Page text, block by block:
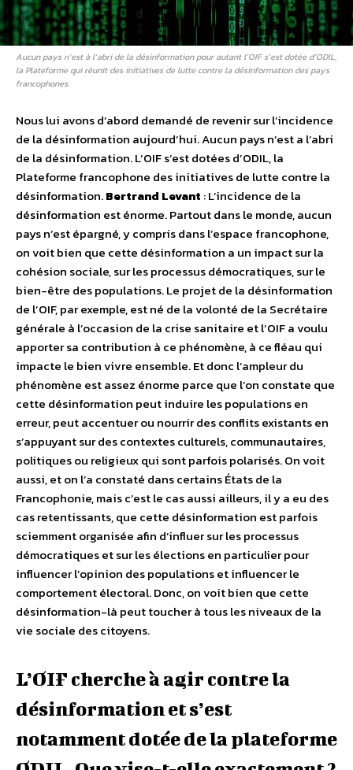
Aucun pays n’est à l’abri de la désinformation pour autant l’OIF s’est dotée d’ODIL,
la Plateforme qui réunit des initiatives de lutte contre la désinformation des pays
francophones.
Nous lui avons d’abord demandé de revenir sur l’incidence
de la désinformation aujourd’hui. Aucun pays n’est a l’abri
de la désinformation. L’OIF s’est dotées d’ODIL, la
Plateforme francophone des initiatives de lutte contre la
désinformation.Bertrand Levant : L’incidence de la
désinformation est énorme. Partout dans le monde, aucun
pays n’est épargné, y compris dans l’espace francophone,
on voit bien que cette désinformation a un impact sur la
cohésion sociale, sur les processus démocratiques, sur le
bien-être des populations. Le projet de la désinformation
de l’OIF, par exemple, est né de la volonté de la Secrétaire
générale à l’occasion de la crise sanitaire et l’OIF a voulu
apporter sa contribution à ce phénomène, à ce fléau qui
impacte le bien vivre ensemble. Et donc l’ampleur du
phénomène est assez énorme parce que l’on constate que
cette désinformation peut induire les populations en
erreur, peut accentuer ou nourrir des conflits existants en
s’appuyant sur des contextes culturels, communautaires,
politiques ou religieux qui sont parfois polarisés. On voit
aussi, et on l’a constaté dans certains États de la
Francophonie, mais c’est le cas aussi ailleurs, il y a eu des
cas retentissants, que cette désinformation est parfois
sciemment organisée afin d’influer sur les processus
démocratiques et sur les élections en particulier pour
influencer l’opinion des populations et influencer le
comportement électoral. Donc, on voit bien que cette
désinformation-là peut toucher à tous les niveaux de la
vie sociale des citoyens.
L’OIF cherche à agir contre la
désinformation et s’est
notamment dotée de la plateforme